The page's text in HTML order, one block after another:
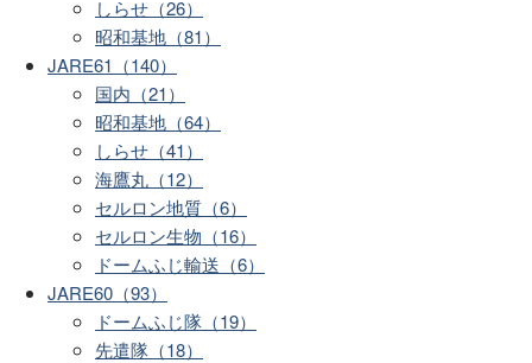
しらせ（26）
昭和基地（81）
JARE61（140）
国内（21）
昭和基地（64）
しらせ（41）
海鷹丸（12）
セルロン地質（6）
セルロン生物（16）
ドームふじ輸送（6）
JARE60（93）
ドームふじ隊（19）
先遣隊（18）